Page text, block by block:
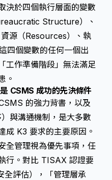
決於四個執行層面的變數
Structure）、
源（Resources）、執
四個變數的任何一個出
工作準備階段」無法滿足
。
CSMS 成功的先決條件
的強力背書，以及
與溝通機制，是大多數
成 K3 要求的主要原因。
全管理視為優先事項，任
行。對比 TISAX 認證要
評估），「管理層承